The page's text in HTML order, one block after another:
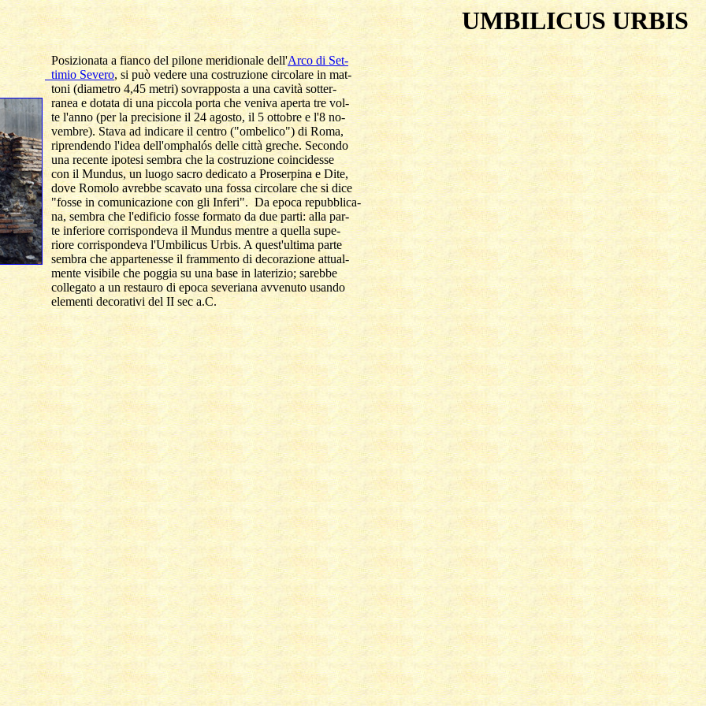
UMBILICUS URBIS
Posizionata a fianco del pilone meridionale dell'Arco di Set-
  timio Severo
, si può vedere una costruzione circolare in mat-
  toni (diametro 4,45 metri) sovrapposta a una cavità sotter-
  ranea e dotata di una piccola porta che veniva aperta tre vol-
  te l'anno (per la precisione il 24 agosto, il 5 ottobre e l'8 no-
  vembre). Stava ad indicare il centro ("ombelico") di Roma,
  riprendendo l'idea dell'omphal
ós delle città greche. Secondo
  una recente ipotesi sembra che la costruzione coincidesse
  con il Mundus, un luogo sacro dedicato a Proserpina e Dite,
  dove Romolo avrebbe scavato una fossa circolare che si dice
  "fosse in comunicazione con gli Inferi".  Da epoca repubblica-
  na, sembra che l'edificio fosse formato da due parti: alla par-
  te inferiore corrispondeva il Mundus mentre a quella supe-
  riore corrispondeva l'Umbilicus Urbis. A quest'ultima parte
  sembra che appartenesse il frammento di decorazione attual-
  mente visibile che poggia su una base in laterizio; sarebbe
  collegato a un restauro di epoca severiana avvenuto usando
  elementi decorativi del II sec a.C.